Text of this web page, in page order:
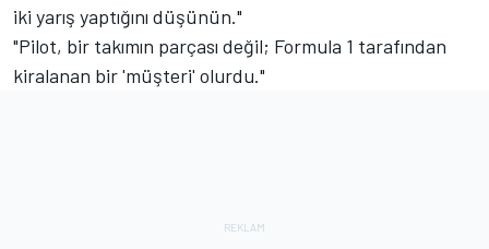
iki yarış yaptığını düşünün."
"Pilot, bir takımın parçası değil; Formula 1 tarafından
kiralanan bir 'müşteri' olurdu."